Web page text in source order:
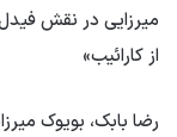
میرزایی در نقش
از کارائیب»
رضا بابک، بویوک